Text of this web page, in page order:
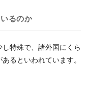
るのか
特殊で、諸外国にくら
るといわれています。